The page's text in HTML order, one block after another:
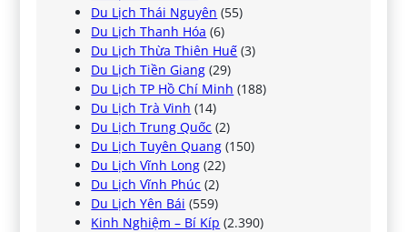
Du Lịch Thái Nguyên (55)
Du Lịch Thanh Hóa (6)
Du Lịch Thừa Thiên Huế (3)
Du Lịch Tiền Giang (29)
Du Lịch TP Hồ Chí Minh (188)
Du Lịch Trà Vinh (14)
Du Lịch Trung Quốc (2)
Du Lịch Tuyên Quang (150)
Du Lịch Vĩnh Long (22)
Du Lịch Vĩnh Phúc (2)
Du Lịch Yên Bái (559)
Kinh Nghiệm – Bí Kíp (2.390)